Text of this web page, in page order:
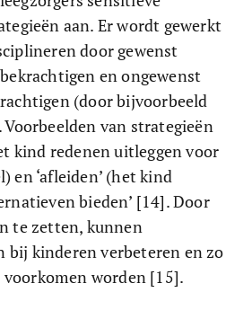
aan. Er wordt gewerkt
door gewenst
en ongewenst
(door bijvoorbeeld
van strategieën
kind redenen uitleggen voor
en ‘afleiden’ (het kind
bieden’ [14]. Door
te zetten, kunnen
bij kinderen verbeteren en zo
worden [15].